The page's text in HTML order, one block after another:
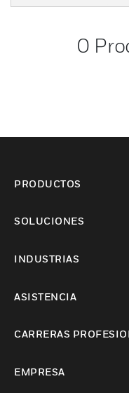
0
PRODUCTOS
SOLUCIONES
INDUSTRIAS
ASISTENCIA
CARRERAS
EMPRESA